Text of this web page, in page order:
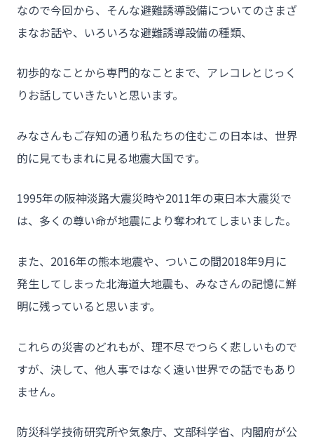
なので今回から、そんな避難誘導設備についてのさまざ
まなお話や、いろいろな避難誘導設備の種類、
初歩的なことから専門的なことまで、アレコレとじっく
りお話していきたいと思います。
みなさんもご存知の通り私たちの住むこの日本は、世界
的に見てもまれに見る地震大国です。
1995年の阪神淡路大震災時や2011年の東日本大震災で
は、多くの尊い命が地震により奪われてしまいました。
また、2016年の熊本地震や、ついこの間2018年9月に
発生してしまった北海道大地震も、みなさんの記憶に鮮
明に残っていると思います。
これらの災害のどれもが、理不尽でつらく悲しいもので
すが、決して、他人事ではなく遠い世界での話でもあり
ません。
防災科学技術研究所や気象庁、文部科学省、内閣府が公